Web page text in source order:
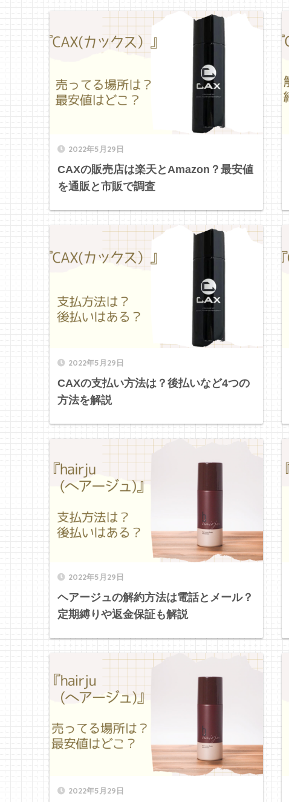
2022年5月29日
CAXの販売店は楽天とAmazon？最安値
を通販と市販で調査
2022年5月29日
CAXの支払い方法は？後払いなど4つの
方法を解説
2022年5月29日
ヘアージュの解約方法は電話とメール？
定期縛りや返金保証も解説
2022年5月29日